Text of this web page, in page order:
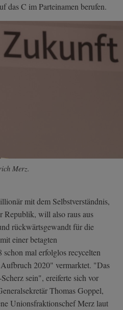
das C im Parteinamen berufen.
Merz.
mit dem Selbstverständnis,
Republik, will also raus aus
rückwärtsgewandt für die
einer betagten
mal erfolglos recycelten
2020" vermarktet. "Das
sein", ereiferte sich vor
Thomas Goppel,
Unionsfraktionschef Merz laut